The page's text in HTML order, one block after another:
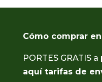
Cómo comprar en
PORTES GRATIS
aquí tarifas de